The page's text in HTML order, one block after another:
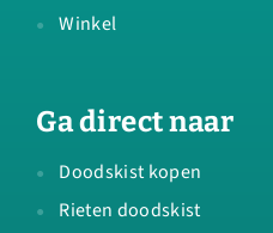
Winkel
Ga direct naar
Doodskist kopen
Rieten doodskist